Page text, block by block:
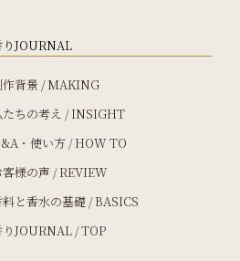
りJOURNAL
作背景 / MAKING
たちの考え / INSIGHT
・使い方 / HOW TO
客様の声 / REVIEW
と香水の基礎 / BASICS
りJOURNAL / TOP